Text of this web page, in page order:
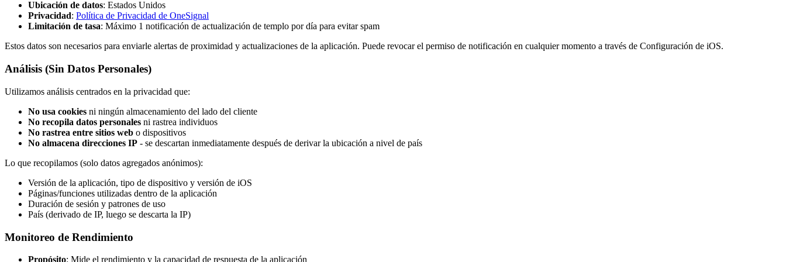
Ubicación de datos: Estados Unidos
Privacidad: Política de Privacidad de OneSignal
Limitación de tasa: Máximo 1 notificación de actualización de templo por día para evitar spam
Estos datos son necesarios para enviarle alertas de proximidad y actualizaciones de la aplicación. Puede revocar el permiso de notificación en cualquier momento a través de Configuración de iOS.
Análisis (Sin Datos Personales)
Utilizamos análisis centrados en la privacidad que:
No usa cookies ni ningún almacenamiento del lado del cliente
No recopila datos personales ni rastrea individuos
No rastrea entre sitios web o dispositivos
No almacena direcciones IP - se descartan inmediatamente después de derivar la ubicación a nivel de país
Lo que recopilamos (solo datos agregados anónimos):
Versión de la aplicación, tipo de dispositivo y versión de iOS
Páginas/funciones utilizadas dentro de la aplicación
Duración de sesión y patrones de uso
País (derivado de IP, luego se descarta la IP)
Monitoreo de Rendimiento
Propósito: Mide el rendimiento y la capacidad de respuesta de la aplicación